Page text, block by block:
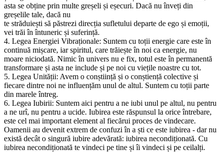
asta se obține prin multe greșeli și eșecuri. Dacă nu înveți din
greșelile tale, dacă nu
te străduiești să păstrezi direcția sufletului departe de ego și emoții,
vei trăi în întuneric și suferință.
4. Legea Energiei Vibraționale: Suntem cu toții energie care este în
continuă mișcare, iar spiritul, care trăiește în noi ca energie, nu
moare niciodată. Nimic în univers nu e fix, totul este în permanentă
transformare și asta ne include și pe noi cu viețile noastre cu tot.
5. Legea Unității: Avem o conștiință și o conștiență colective și
fiecare dintre noi ne influențăm unul de altul. Suntem cu toții parte
din marele întreg.
6. Legea Iubirii: Suntem aici pentru a ne iubi unul pe altul, nu pentru
a ne urî, nu pentru a ucide. Iubirea este răspunsul la orice întrebare,
este cel mai important element al fiecărui proces de vindecare.
Oamenii au devenit extrem de confuzi în a ști ce este iubirea - dar nu
există decât o singură iubire adevărată: iubirea necondiționată. Cu
iubirea necondiționată te vindeci pe tine și îi vindeci și pe ceilalți.